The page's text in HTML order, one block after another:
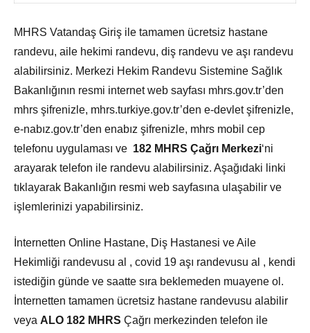
MHRS Vatandaş Giriş ile tamamen ücretsiz hastane
randevu, aile hekimi randevu, diş randevu ve aşı randevu
alabilirsiniz. Merkezi Hekim Randevu Sistemine Sağlık
Bakanlığının resmi internet web sayfası mhrs.gov.tr’den
mhrs şifrenizle, mhrs.turkiye.gov.tr’den e-devlet şifrenizle,
e-nabız.gov.tr’den enabız şifrenizle, mhrs mobil cep
telefonu uygulaması ve 182 MHRS Çağrı Merkezi‘ni
arayarak telefon ile randevu alabilirsiniz. Aşağıdaki linki
tıklayarak Bakanlığın resmi web sayfasına ulaşabilir ve
işlemlerinizi yapabilirsiniz.
İnternetten Online Hastane, Diş Hastanesi ve Aile
Hekimliği randevusu al , covid 19 aşı randevusu al , kendi
istediğin günde ve saatte sıra beklemeden muayene ol.
İnternetten tamamen ücretsiz hastane randevusu alabilir
veya ALO 182 MHRS Çağrı merkezinden telefon ile